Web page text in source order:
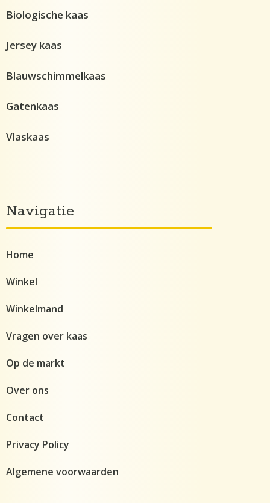
Navigatie
Home
Winkel
Winkelmand
Vragen over kaas
Op de markt
Over ons
Contact
Privacy Policy
Algemene voorwaarden
Biologische kaas
Jersey kaas
Blauwschimmelkaas
Gatenkaas
Vlaskaas